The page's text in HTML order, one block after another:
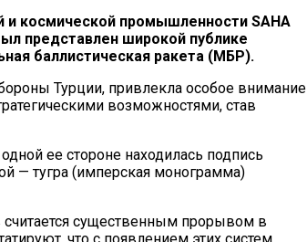
и космической промышленности SAHA
представлен широкой публике
баллистическая ракета (МБР).
Турции, привлекла особое внимание
возможностями, став
ее стороне находилась подпись
— тугра (имперская монограмма)
существенным прорывом в